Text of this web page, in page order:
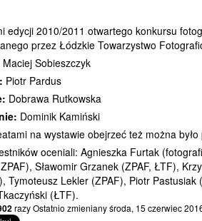
edycji 2010/2011 otwartego konkursu
przez Łódzkie Towarzystwo
Maciej Sobieszczyk
Piotr Pardus
Dobrawa Rutkowska
Dominik Kamiński
na wystawie obejrzeć też można
oceniali: Agnieszka Furtak
Sławomir Grzanek (ZPAF, ŁTF),
Tymoteusz Lekler (ZPAF), Piotr
(ŁTF).
razyOstatnio zmieniany środa, 15 czerwiec